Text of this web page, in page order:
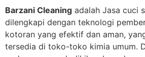
Barzani Cleaning adalah Jasa cuci
dilengkapi dengan teknologi
kotoran yang efektif dan aman,
tersedia di toko-toko kimia umum.